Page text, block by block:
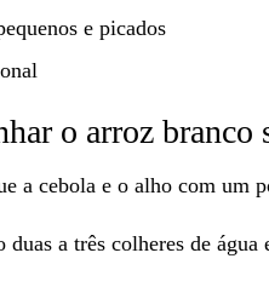
e picados
o arroz branco
a cebola e o alho com um
a três colheres de